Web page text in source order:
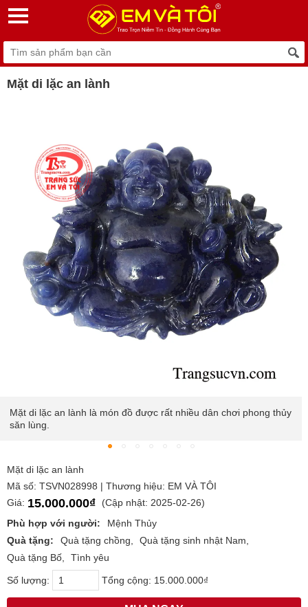
Mặt di lặc an lành
thủy
Đối với những người có quyền cao chức trọng thường
Mặt di lặc an lành
Mã số: TSVN028998 | Thương hiệu: EM VÀ TÔI
Giá: 15.000.000₫
(Cập nhật: 2025-02-26)
Phù hợp với người:
Mệnh Thủy
Quà tặng:
Quà tặng chồng
Quà tặng sinh nhật Nam
Quà tặng Bố
Tình yêu
Số lượng: Tổng cộng: 15.000.000₫